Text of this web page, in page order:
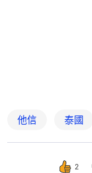
他信 泰國
2